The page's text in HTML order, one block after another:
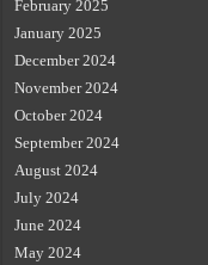
February 2025
January 2025
December 2024
November 2024
October 2024
September 2024
August 2024
July 2024
June 2024
May 2024